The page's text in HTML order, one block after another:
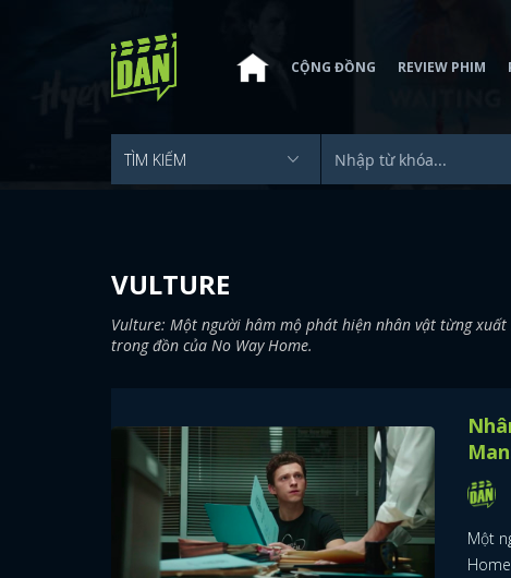
CỘNG ĐỒNG REVIEW PHIM
VULTURE
Vulture: Một người hâm mộ phát hiện nhân vật từng
trong đồn của No Way Home.
Một